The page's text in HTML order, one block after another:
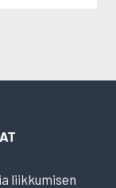
liikkumisen